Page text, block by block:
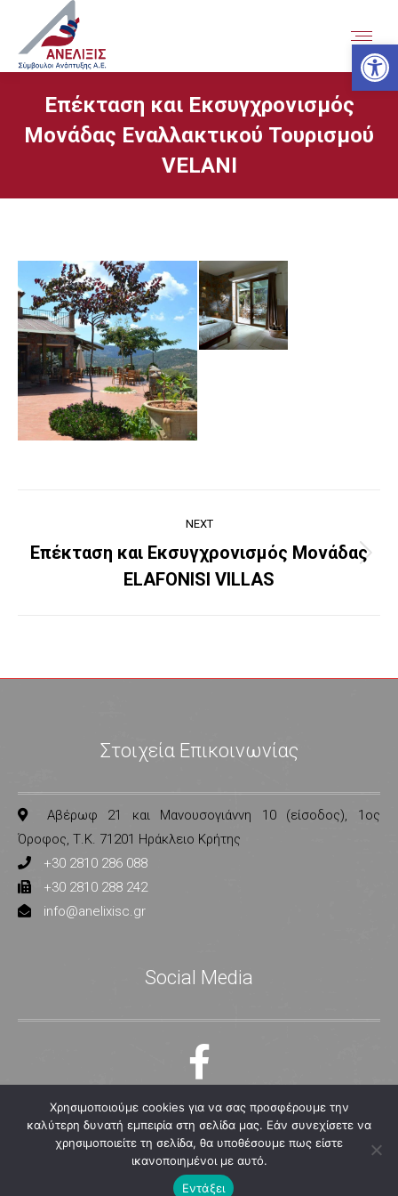
Επέκταση και Εκσυγχρονισμός
Μονάδας Εναλλακτικού Τουρισμού
VELANI
navigation
NEXT
Next
project:
Επέκταση και Εκσυγχρονισμός Μονάδας
ELAFONISI VILLAS
Στοιχεία Επικοινωνίας
Αβέρωφ 21 και Μανουσογιάννη 10 (είσοδος), 1ος
Όροφος, Τ.Κ. 71201 Ηράκλειο Κρήτης
+30 2810 286 088
+30 2810 288 242
info@anelixisc.gr
Social Media
Ανέλιξις Σύμβουλοι Επιχειρήσεων
Χρησιμοποιούμε cookies για να σας προσφέρουμε την
καλύτερη δυνατή εμπειρία στη σελίδα μας. Εάν συνεχίσετε να
χρησιμοποιείτε τη σελίδα, θα υποθέσουμε πως είστε
ικανοποιημένοι με αυτό.
Εντάξει